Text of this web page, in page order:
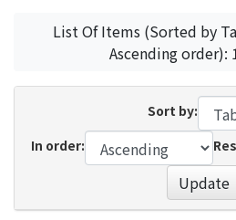
List Of Items (Sorted by
Ascending order):
Sort by:
In order:
Update